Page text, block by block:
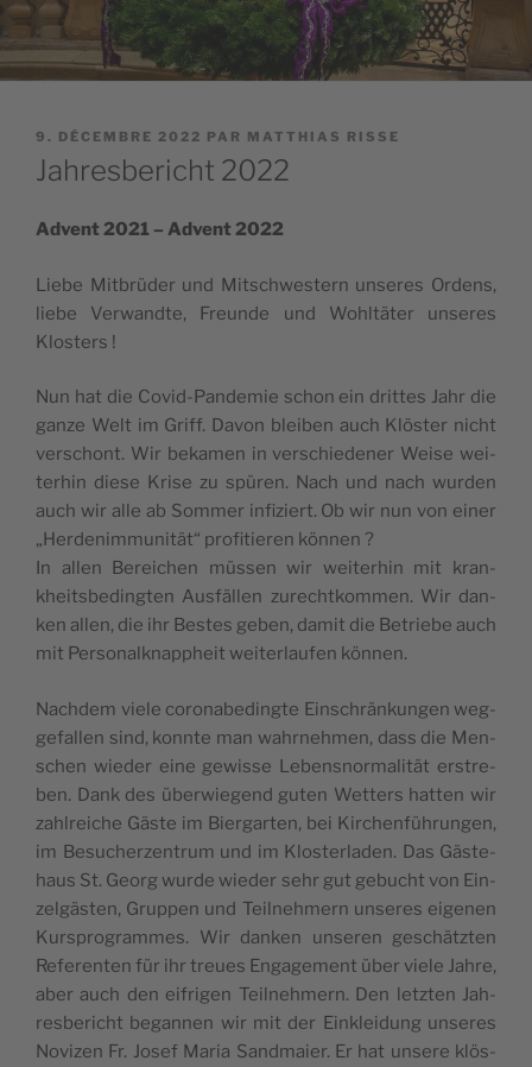
PUBLIÉ
LE
9. DÉCEMBRE 2022 PAR MATTHIAS RISSE
Jahresbericht 2022
Advent 2021 – Advent 2022
Liebe Mit­brü­der und Mit­sch­wes­tern unseres Ordens,
liebe Ver­wandte, Freunde und Wohltä­ter unseres
Klosters !
Nun hat die Covid-Pan­de­mie schon ein drittes Jahr die
ganze Welt im Griff. Davon blei­ben auch Klös­ter nicht
ver­schont. Wir beka­men in ver­schie­de­ner Weise wei­
te­rhin diese Krise zu spü­ren. Nach und nach wur­den
auch wir alle ab Som­mer infi­ziert. Ob wir nun von einer
„Her­de­nim­mu­nität“ pro­fi­tie­ren können ?
In allen Berei­chen müs­sen wir wei­te­rhin mit kran­
kheits­be­ding­ten Ausfäl­len zurecht­kom­men. Wir dan­
ken allen, die ihr Bestes geben, damit die Betriebe auch
mit Per­so­nalk­nap­pheit wei­ter­lau­fen können.
Nach­dem viele coro­na­be­dingte Ein­schrän­kun­gen weg­
ge­fal­len sind, konnte man wahr­neh­men, dass die Men­
schen wie­der eine gewisse Lebens­nor­ma­lität ers­tre­
ben. Dank des über­wie­gend guten Wet­ters hat­ten wir
zahl­reiche Gäste im Bier­gar­ten, bei Kir­chenfüh­run­gen,
im Besu­cher­zen­trum und im Klos­ter­la­den. Das Gäs­te­
haus St. Georg wurde wie­der sehr gut gebucht von Ein­
zelgäs­ten, Grup­pen und Teil­neh­mern unseres eige­nen
Kurs­pro­grammes. Wir dan­ken unse­ren ges­chätz­ten
Refe­ren­ten für ihr treues Enga­ge­ment über viele Jahre,
aber auch den eifri­gen Teil­neh­mern. Den letz­ten Jah­
res­be­richt began­nen wir mit der Eink­lei­dung unseres
Novi­zen Fr. Josef Maria Sand­maier. Er hat unsere klös­